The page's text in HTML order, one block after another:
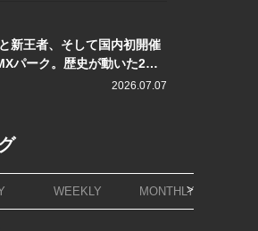
新王者、そして国内初開催
パーク。歴史が動いた2日
2026.07.07
WEEKLY MONTHLY